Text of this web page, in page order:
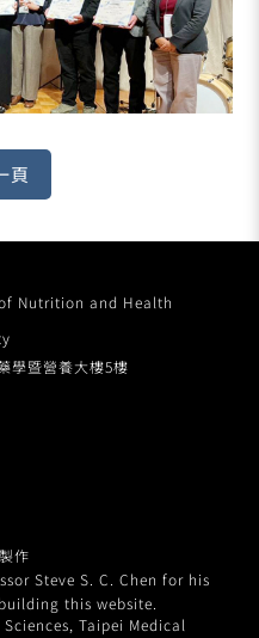
of Nutrition and Health
學暨營養大樓5樓
作
Steve S. C. Chen for his
this website.
Taipei Medical